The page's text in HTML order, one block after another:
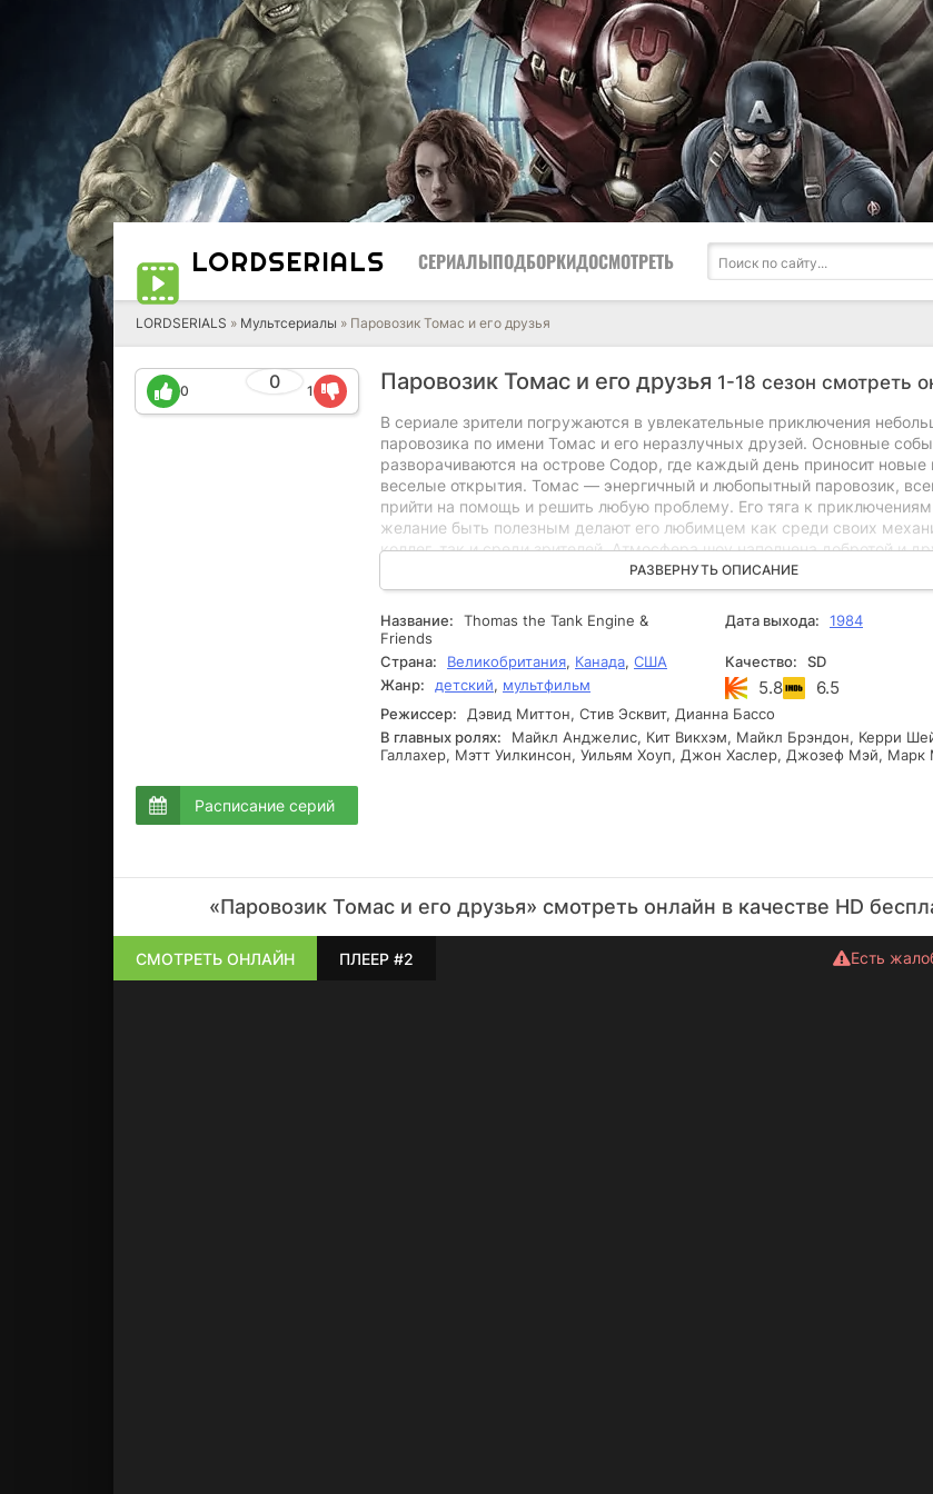
LORDSERIALS СЕРИАЛЫПОДБОРКИДОСМОТРЕТЬ
LORDSERIALS » Мультсериалы » Паровозик Томас и его друзья
Паровозик Томас и его друзья 1-18 сезон смотреть
0
0 1
Расписание серий
В сериале зрители погружаются в увлекательные приключения
паровозика по имени Томас и его неразлучных друзей. Основные
разворачиваются на острове Содор, где каждый день приносит новые
веселые открытия. Томас — энергичный и любопытный паровозик,
прийти на помощь и решить любую проблему. Его тяга к
желание быть полезным делают его любимцем как среди своих
коллег, так и среди зрителей. Атмосфера шоу наполнена добротой и
что делает его подходящим для семейного просмотра. Интрига
непредсказуемых поворотах судьбы, уроках дружбы и командной
позволяет маленьким зрителям учиться важным жизненным
РАЗВЕРНУТЬ ОПИСАНИЕ
Название:
Thomas the Tank Engine &
Friends
Дата выхода: 1984
Страна: Великобритания, Канада, США Качество:
SD
Жанр:
детский, мультфильм 5.8 6.5
Режиссер:
Дэвид Миттон, Стив Эсквит, Дианна Бассо
В главных ролях:
Майкл Анджелис, Кит Викхэм, Майкл Брэндон, Керри
Галлахер, Мэтт Уилкинсон, Уильям Хоуп, Джон Хаслер, Джозеф Мэй, Марк
«Паровозик Томас и его друзья» смотреть онлайн в качестве HD
СМОТРЕТЬ ОНЛАЙН ПЛЕЕР #2 Есть